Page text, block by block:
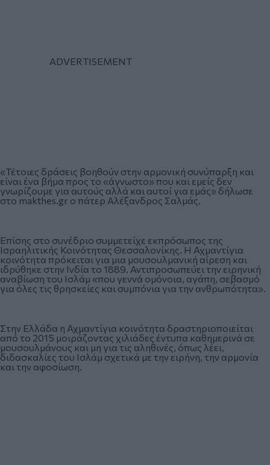
«Τέτοιες δράσεις βοηθούν στην αρμονική συνύπαρξη και
είναι ένα βήμα προς το «άγνωστο» που και εμείς δεν
γνωρίζουμε για αυτούς αλλά και αυτοί για εμάς» δήλωσε
στο makthes.gr ο πάτερ Αλέξανδρος Σαλμάς.
Επίσης στο συνέδριο συμμετείχε εκπρόσωπος της
Ισραηλιτικής Κοινότητας Θεσσαλονίκης. Η Αχμαντίγια
κοινότητα πρόκειται για μια μουσουλμανική αίρεση και
ιδρύθηκε στην Ινδία το 1889. Αντιπροσωπεύει την ειρηνική
αναβίωση του Ισλάμ «που γεννά ομόνοια, αγάπη, σεβασμό
για όλες τις θρησκείες και συμπόνια για την ανθρωπότητα».
Στην Ελλάδα η Αχμαντίγια κοινότητα δραστηριοποιείται
από το 2015 μοιράζοντας χιλιάδες έντυπα καθημερινά σε
μουσουλμάνους και μη για τις αληθινές, όπως λέει,
διδασκαλίες του Ισλάμ σχετικά με την ειρήνη, την αρμονία
και την αφοσίωση.